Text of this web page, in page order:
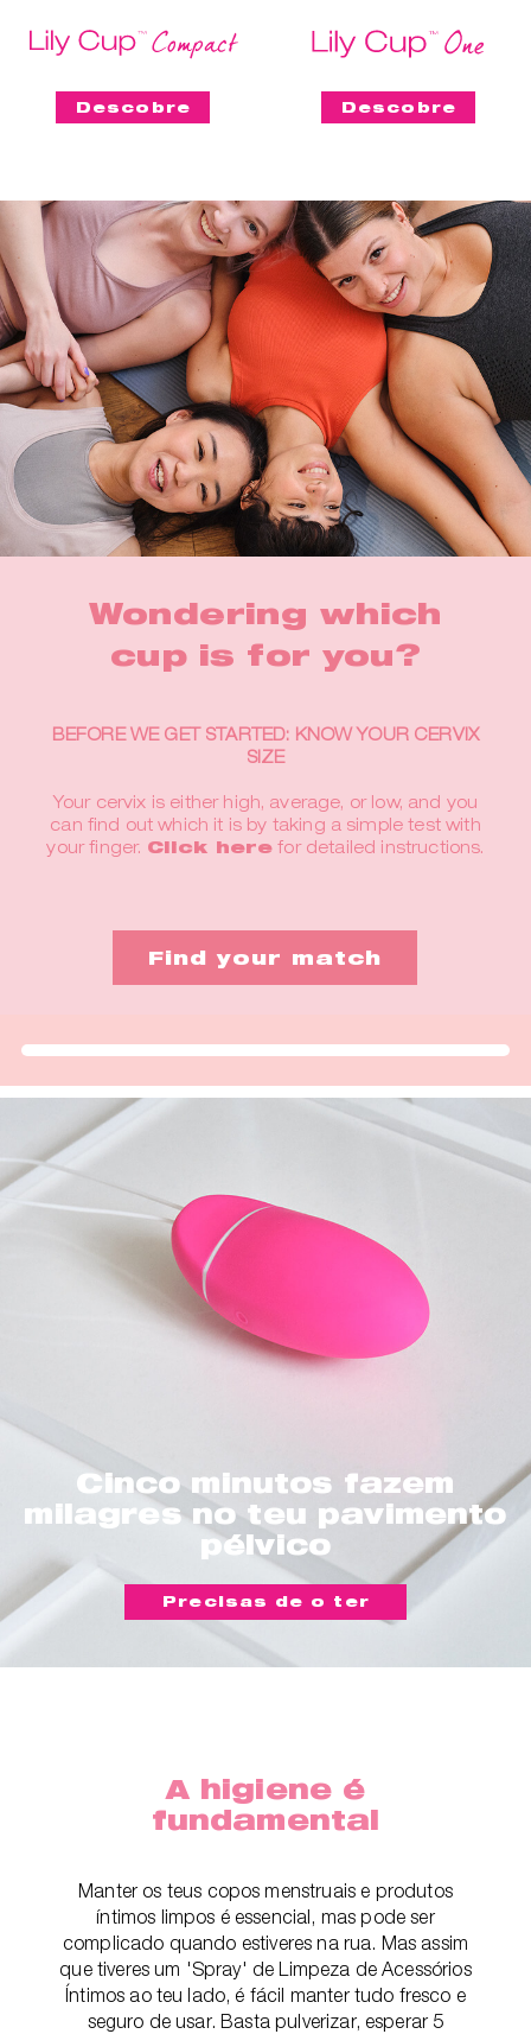
Descobre Descobre
Wondering which
cup is for you?
BEFORE WE GET STARTED: KNOW YOUR CERVIX
SIZE
Your cervix is either high, average, or low, and you
can find out which it is by taking a simple test with
your finger. Click here for detailed instructions.
Cinco minutos fazem
milagres no teu pavimento
pélvico
Precisas de o ter
A higiene é
fundamental
Manter os teus copos menstruais e produtos
íntimos limpos é essencial, mas pode ser
complicado quando estiveres na rua. Mas assim
que tiveres um 'Spray' de Limpeza de Acessórios
Íntimos ao teu lado, é fácil manter tudo fresco e
seguro de usar. Basta pulverizar, esperar 5